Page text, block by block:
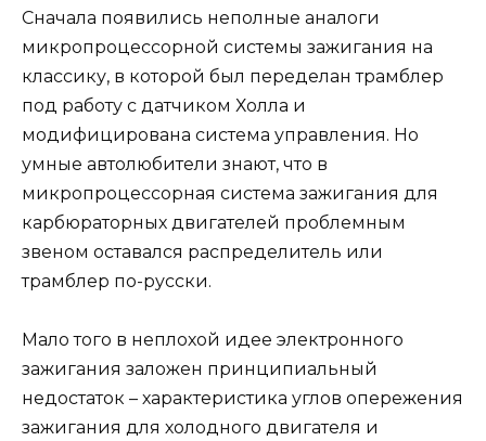
Сначала появились неполные аналоги
микропроцессорной системы зажигания на
классику, в которой был переделан трамблер
под работу с датчиком Холла и
модифицирована система управления. Но
умные автолюбители знают, что в
микропроцессорная система зажигания для
карбюраторных двигателей проблемным
звеном оставался распределитель или
трамблер по-русски.
Мало того в неплохой идее электронного
зажигания заложен принципиальный
недостаток – характеристика углов опережения
зажигания для холодного двигателя и